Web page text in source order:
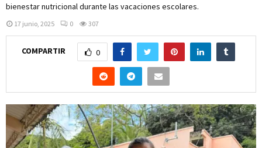
bienestar nutricional durante las vacaciones escolares.
17 junio, 2025 0 307
COMPARTIR 0